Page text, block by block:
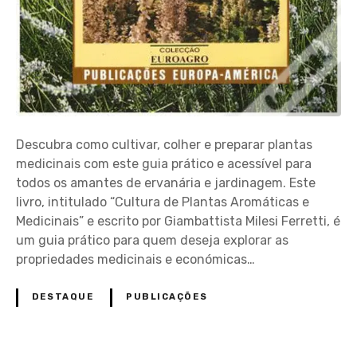
i
a
l
c
u
r
t
i
v
o
e
e
c
n
Descubra como cultivar, colher e preparar plantas
medicinais com este guia prático e acessível para
todos os amantes de ervanária e jardinagem. Este
livro, intitulado “Cultura de Plantas Aromáticas e
Medicinais” e escrito por Giambattista Milesi Ferretti, é
um guia prático para quem deseja explorar as
propriedades medicinais e económicas…
DESTAQUE PUBLICAÇÕES